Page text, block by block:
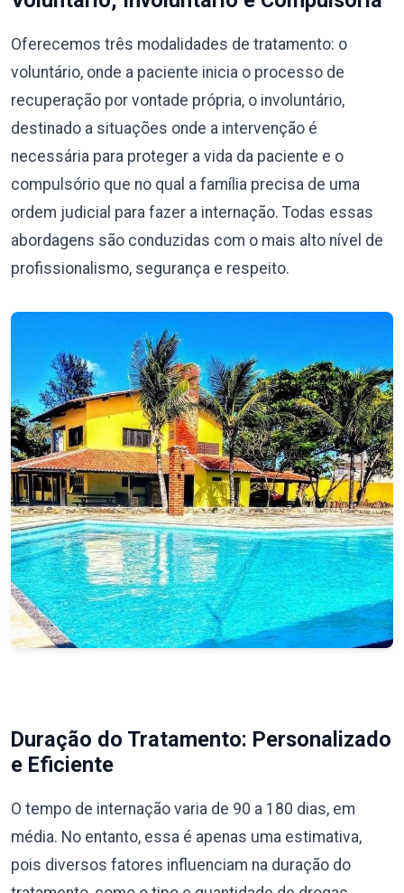
Oferecemos três modalidades de tratamento: o
voluntário, onde a paciente inicia o processo de
recuperação por vontade própria, o involuntário,
destinado a situações onde a intervenção é
necessária para proteger a vida da paciente e o
compulsório que no qual a família precisa de uma
ordem judicial para fazer a internação. Todas essas
abordagens são conduzidas com o mais alto nível de
profissionalismo, segurança e respeito.
Duração do Tratamento: Personalizado
e Eficiente
O tempo de internação varia de 90 a 180 dias, em
média. No entanto, essa é apenas uma estimativa,
pois diversos fatores influenciam na duração do